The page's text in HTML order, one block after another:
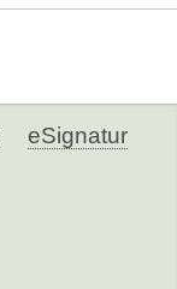
eSignatur